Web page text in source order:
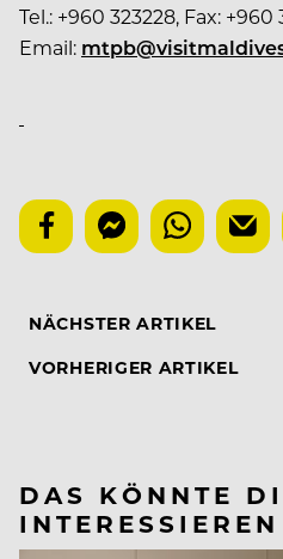
Tel.: +960 323228, Fax: +960
Email:
NÄCHSTER ARTIKEL
VORHERIGER ARTIKEL
DAS KÖNNTE
INTERESSIEREN